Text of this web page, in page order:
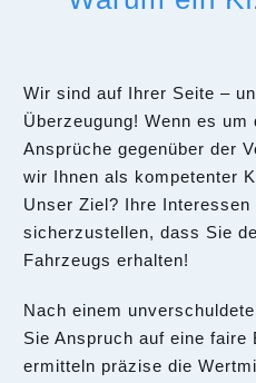
Wir sind auf Ihrer Seite –
Überzeugung! Wenn es
Ansprüche gegenüber der
wir Ihnen als kompetenter
Unser Ziel? Ihre
sicherzustellen, dass Sie
Fahrzeugs erhalten!
Nach einem
Sie Anspruch auf eine faire
ermitteln präzise die